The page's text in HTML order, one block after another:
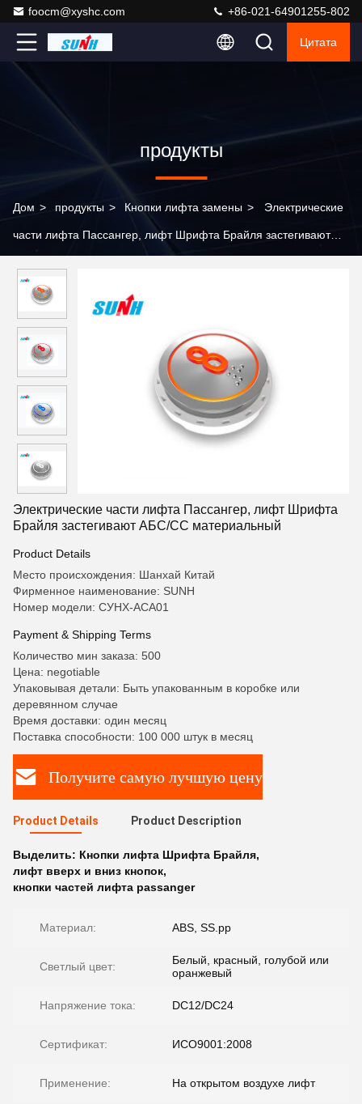
foocm@xyshc.com +86-021-64901255-802
Цитата
продукты
Дом > продукты > Кнопки лифта замены > Электрические
части лифта Пассангер, лифт Шрифта Брайля застегивают
Электрические части лифта Пассангер, лифт Шрифта
Брайля застегивают АБС/СС материальный
Product Details
Место происхождения: Шанхай Китай
Фирменное наименование: SUNH
Номер модели: СУНХ-АСА01
Payment & Shipping Terms
Количество мин заказа: 500
Цена: negotiable
Упаковывая детали: Быть упакованным в коробке или
деревянном случае
Время доставки: один месяц
Поставка способности: 100 000 штук в месяц
Получите самую лучшую цену
Product Details Product Description
Выделить: Кнопки лифта Шрифта Брайля,
лифт вверх и вниз кнопок,
кнопки частей лифта passanger
Материал: ABS, SS.pp
Светлый цвет:
Белый, красный, голубой или
оранжевый
Напряжение тока: DC12/DC24
Сертификат: ИСО9001:2008
Применение: На открытом воздухе лифт